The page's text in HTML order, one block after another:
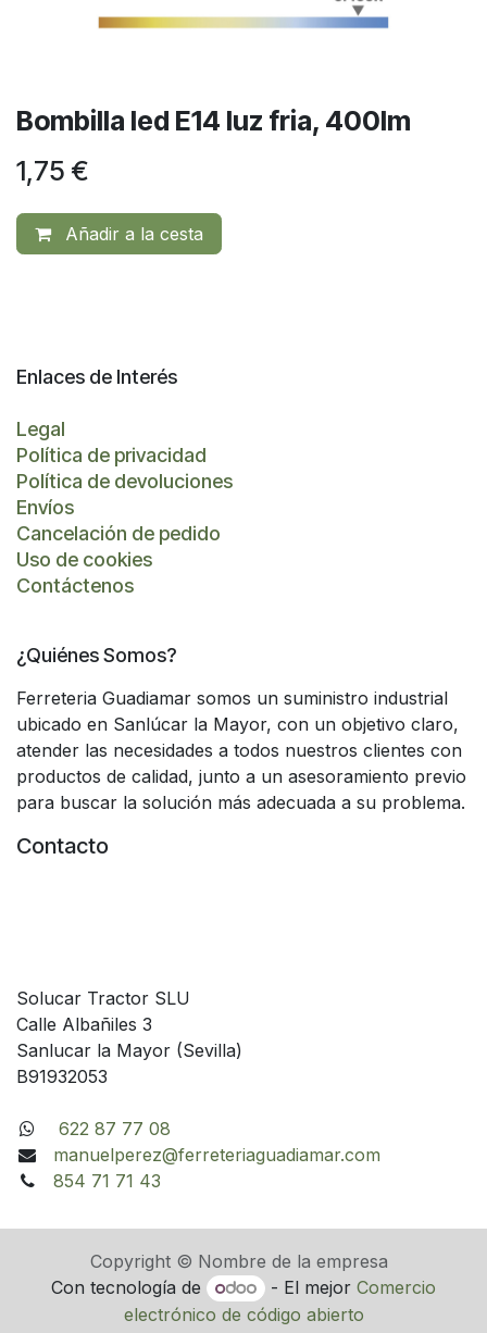
Bombilla led E14 luz fria, 400lm
1,75 €
Añadir a la cesta
Enlaces de Interés
Legal
Política de privacidad
Política de devoluciones
Envíos
Cancelación de pedido
Uso de cookies
Contáctenos
¿Quiénes Somos?
Ferreteria Guadiamar somos un suministro industrial
ubicado en Sanlúcar la Mayor, con un objetivo claro,
atender las necesidades a todos nuestros clientes con
productos de calidad, junto a un asesoramiento previo
para buscar la solución más adecuada a su problema.
Contacto
Solucar Tractor SLU
Calle Albañiles 3
Sanlucar la Mayor (Sevilla)
B91932053
622 87 77 08
manuelperez@ferreteriaguadiamar.com
854 71 71 43
Copyright © Nombre de la empresa
Con tecnología de
- El mejorComercio
electrónico de código abierto